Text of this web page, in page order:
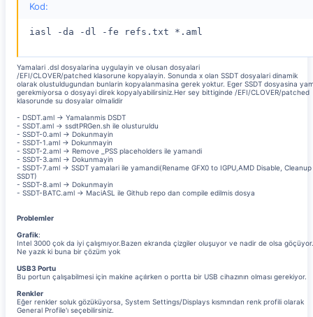
Kod:
iasl -da -dl -fe refs.txt *.aml
Yamalari .dsl dosyalarina uygulayin ve olusan dosyalari
/EFI/CLOVER/patched klasorune kopyalayin. Sonunda x olan SSDT dosyalari dinamik
olarak olustuldugundan bunlarin kopyalanmasina gerek yoktur. Eger SSDT dosyasina
gerekmiyorsa o dosyayi direk kopyalyabilirsiniz.Her sey bittiginde /EFI/CLOVER/patched
klasorunde su dosyalar olmalidir
- DSDT.aml -> Yamalanmis DSDT
- SSDT.aml -> ssdtPRGen.sh ile olusturuldu
- SSDT-0.aml -> Dokunmayin
- SSDT-1.aml -> Dokunmayin
- SSDT-2.aml -> Remove _PSS placeholders ile yamandi
- SSDT-3.aml -> Dokunmayin
- SSDT-7.aml -> SSDT yamalari ile yamandi(Rename GFX0 to IGPU,AMD Disable, Cleanup
SSDT)
- SSDT-8.aml -> Dokunmayin
- SSDT-BATC.aml -> MaciASL ile Github repo dan compile edilmis dosya
Problemler
Grafik:
Intel 3000 çok da iyi çalışmıyor.Bazen ekranda çizgiler oluşuyor ve nadir de olsa göçüyor.
Ne yazık ki buna bir çözüm yok
USB3 Portu
Bu portun çalışabilmesi için makine açılırken o portta bir USB cihazının olması gerekiyor.
Renkler
Eğer renkler soluk gözüküyorsa, System Settings/Displays kısmından renk profili olarak
General Profile'ı seçebilirsiniz.